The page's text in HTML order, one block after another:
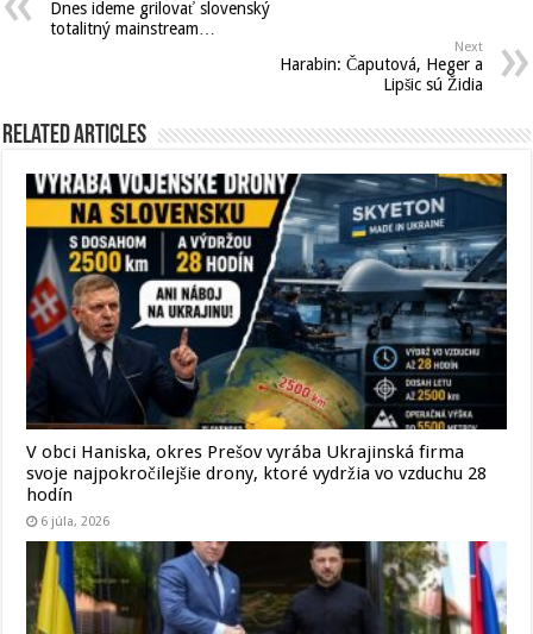
Dnes ideme grilovať slovenský
totalitný mainstream…
Next
Harabin: Čaputová, Heger a
Lipšic sú Židia
Related Articles
V obci Haniska, okres Prešov vyrába Ukrajinská firma
svoje najpokročilejšie drony, ktoré vydržia vo vzduchu 28
hodín
6 júla, 2026